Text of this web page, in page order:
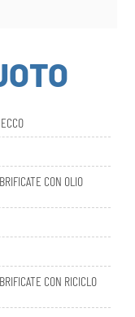
CON OLIO
CON RICICLO